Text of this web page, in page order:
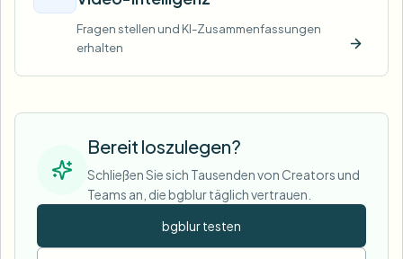
Fragen stellen und KI-Zusammenfassungen
erhalten
Jetzt
Bereit loszulegen?
Schließen Sie sich Tausenden von Creators und
Teams an, die bgblur täglich vertrauen.
bgblur testen